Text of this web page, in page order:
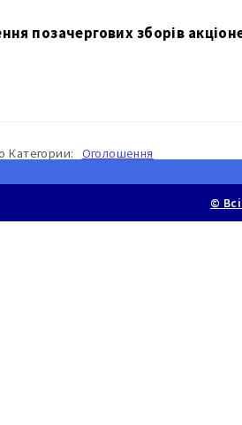
позачергових зборів
Категории: Оголошення
©